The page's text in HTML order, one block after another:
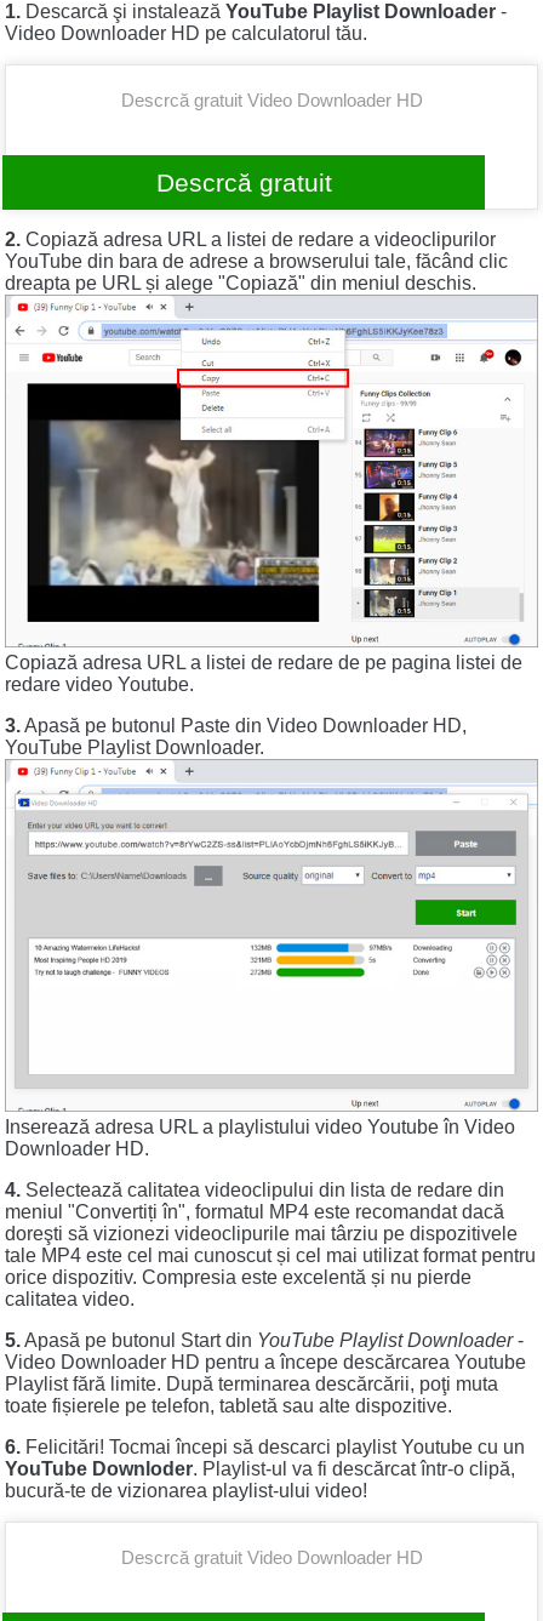
1. Descarcă şi instaleazăYouTube Playlist Downloader -
Video Downloader HD pe calculatorul tău.
Descrcă gratuit Video Downloader HD
Descrcă gratuit
2. Copiază adresa URL a listei de redare a videoclipurilor
YouTube din bara de adrese a browserului tale, făcând clic
dreapta pe URL și alege "Copiază" din meniul deschis.
Copiază adresa URL a listei de redare de pe pagina listei de
redare video Youtube.
3.Apasă pe butonul Paste din Video Downloader HD,
YouTube Playlist Downloader.
Inserează adresa URL a playlistului video Youtube în Video
Downloader HD.
4. Selectează calitatea videoclipului din lista de redare din
meniul "Convertiți în", formatul MP4 este recomandat dacă
doreşti să vizionezi videoclipurile mai târziu pe dispozitivele
tale MP4 este cel mai cunoscut și cel mai utilizat format pentru
orice dispozitiv. Compresia este excelentă și nu pierde
calitatea video.
5.Apasă pe butonul Start din YouTube Playlist Downloader-
Video Downloader HD pentru a începe descărcarea Youtube
Playlist fără limite. După terminarea descărcării, poţi muta
toate fișierele pe telefon, tabletă sau alte dispozitive.
6. Felicitări! Tocmai începi să descarci playlist Youtube cu un
YouTube Downloder. Playlist-ul va fi descărcat într-o clipă,
bucură-te de vizionarea playlist-ului video!
Descrcă gratuit Video Downloader HD